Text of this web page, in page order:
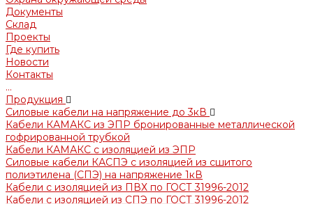
Документы
Склад
Проекты
Где купить
Новости
Контакты
...
Продукция
Силовые кабели на напряжение до 3кВ
Кабели КАМАКС из ЭПР бронированные металлической
гофрированной трубкой
Кабели КАМАКС с изоляцией из ЭПР
Силовые кабели КАСПЭ с изоляцией из сшитого
полиэтилена (СПЭ) на напряжение 1кВ
Кабели с изоляцией из ПВХ по ГОСТ 31996-2012
Кабели с изоляцией из СПЭ по ГОСТ 31996-2012